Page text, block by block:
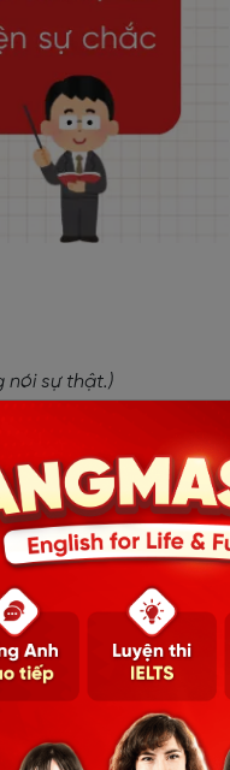
nói sự thật.)
từ cùng họ (word family)
family của “insist”
khăng đi một mình.)